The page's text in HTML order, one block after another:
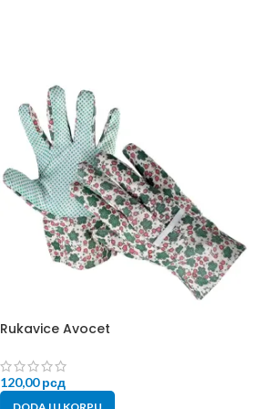
Rukavice Avocet
120,00рсд
DODAJ U KORPU